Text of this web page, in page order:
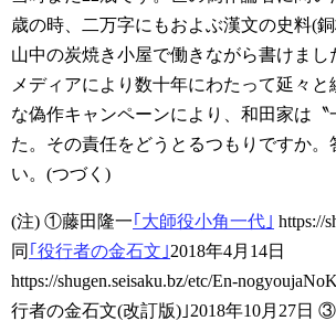
歳の時、二万字にもおよぶ漢文の史料(
山中の炭焼き小屋で働きながら書けまし
メディアにより数十年にわたって延々
な偽作キャンペーンにより、和田家は〝
た。その責任をどうとるつもりですか。
い。(つづく)
(注) ①藤田隆一｢大師役小角一代｣ https://
同 ｢役行者の金石文｣2018年4月14日
https://shugen.seisaku.bz/etc/En-
行者の金石文(改訂版)｣2018年10月27日 ③